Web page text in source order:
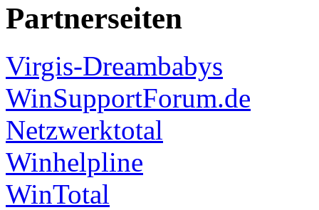
Partnerseiten
Virgis-Dreambabys
WinSupportForum.de
Netzwerktotal
Winhelpline
WinTotal